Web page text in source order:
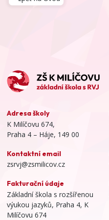
Adresa školy
K Milíčovu 674,
Praha 4 – Háje, 149 00
Kontaktní email
zsrvj@zsmilicov.cz
Fakturační údaje
Základní škola s rozšířenou
výukou jazyků, Praha 4, K
Milíčovu 674